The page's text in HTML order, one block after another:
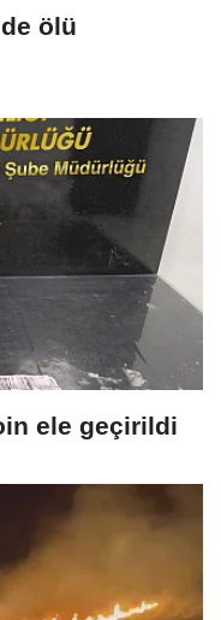
ölü
ele geçirildi